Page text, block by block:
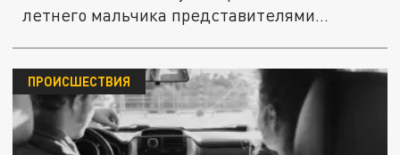
летнего мальчика представителями...
ПРОИСШЕСТВИЯ